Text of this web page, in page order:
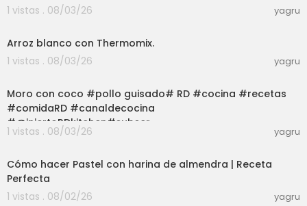
1 vistas . 08/03/26
yagru
Arroz blanco con Thermomix.
1 vistas . 08/03/26
yagru
Moro con coco #pollo guisado# RD #cocina #recetas
#comidaRD #canaldecocina
#@injertoRDkitchen#subscr
1 vistas . 08/03/26 yagru
Cómo hacer Pastel con harina de almendra | Receta
Perfecta
1 vistas . 08/02/26
yagru